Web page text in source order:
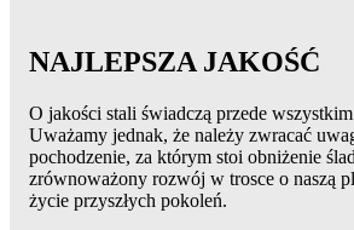
NAJLEPSZA JAKOŚĆ
O jakości stali świadczą przede
Uważamy jednak, że należy zwracać
pochodzenie, za którym stoi obniżenie
zrównoważony rozwój w trosce o naszą
życie przyszłych pokoleń.